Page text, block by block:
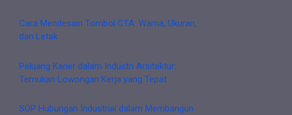
Cara Mendesain Tombol CTA: Warna, Ukuran,
dan Letak
Peluang Karier dalam Industri Arsitektur:
Temukan Lowongan Kerja yang Tepat
SOP Hubungan Industrial dalam Membangun